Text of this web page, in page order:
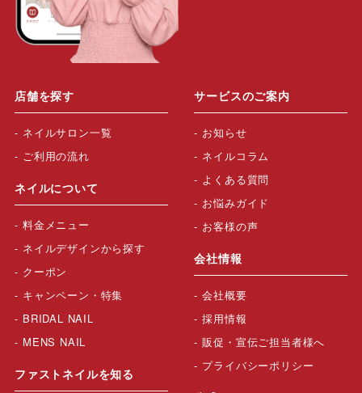
店舗を探す
ネイルサロン一覧
ご利用の流れ
ネイルについて
料金メニュー
ネイルデザインから探す
クーポン
キャンペーン・特集
BRIDAL NAIL
MENS NAIL
ファストネイルを知る
サービスのご案内
お知らせ
ネイルコラム
よくある質問
お悩みガイド
お客様の声
会社情報
会社概要
採用情報
販促・宣伝ご担当者様へ
プライバシーポリシー